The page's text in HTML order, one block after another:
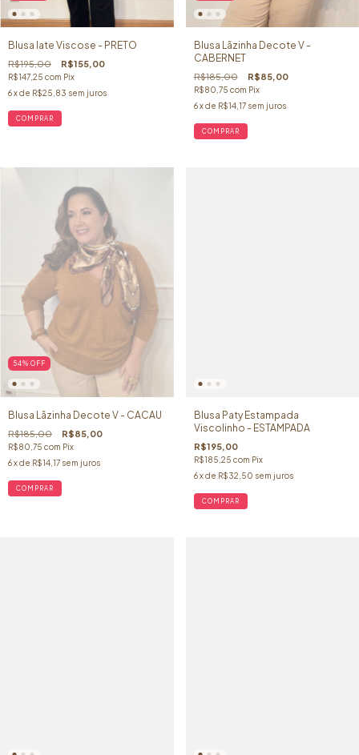
Blusa Iate Viscose - PRETO
R$195,00 R$155,00
R$147,25 com Pix
6x de R$25,83 sem juros
COMPRAR
Blusa Lãzinha Decote V -
CABERNET
R$185,00 R$85,00
R$80,75 com Pix
6 x de R$14,17 sem juros
COMPRAR
54% OFF
Blusa Lãzinha Decote V - CACAU
R$185,00 R$85,00
R$80,75 com Pix
6x de R$14,17 sem juros
COMPRAR
Blusa Paty Estampada
Viscolinho - ESTAMPADA
R$195,00
R$185,25 com Pix
6 x de R$32,50 sem juros
COMPRAR